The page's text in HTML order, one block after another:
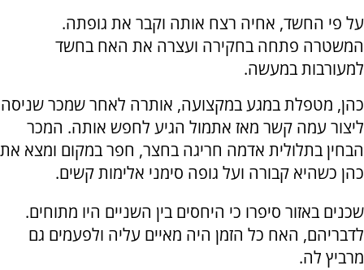
על פי החשד, אחיה רצח אותה וקבר את גופתה.
המשטרה פתחה בחקירה ועצרה את האח בחשד
למעורבות במעשה.
כהן, מטפלת במגע במקצועה, אותרה לאחר שמכר שניסה
ליצור עמה קשר מאז אתמול הגיע לחפש אותה. המכר
הבחין בתלולית אדמה חריגה בחצר, חפר במקום ומצא את
כהן כשהיא קבורה ועל גופה סימני אלימות קשים.
שכנים באזור סיפרו כי היחסים בין השניים היו מתוחים.
לדבריהם, האח כל הזמן היה מאיים עליה ולפעמים גם
מרביץ לה.